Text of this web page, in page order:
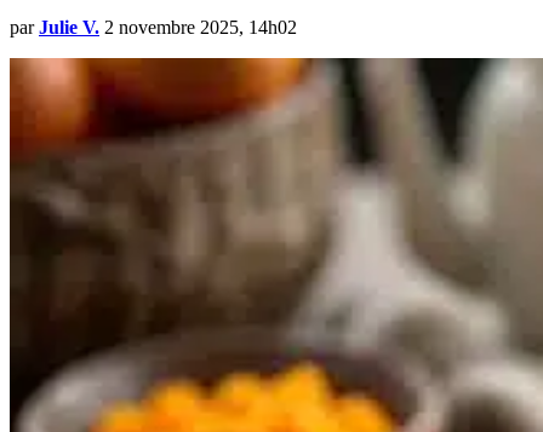
par Julie V. 2 novembre 2025, 14h02